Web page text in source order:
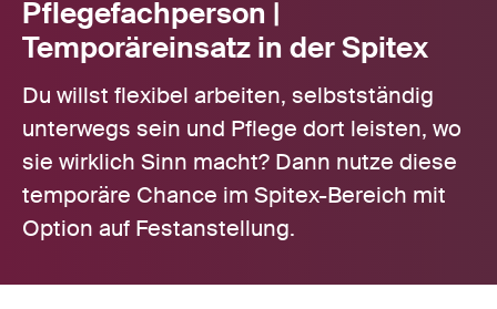
Pflegefachperson |
Temporäreinsatz in der Spitex
Du willst flexibel arbeiten, selbstständig
unterwegs sein und Pflege dort leisten, wo
sie wirklich Sinn macht? Dann nutze diese
temporäre Chance im Spitex-Bereich mit
Option auf Festanstellung.